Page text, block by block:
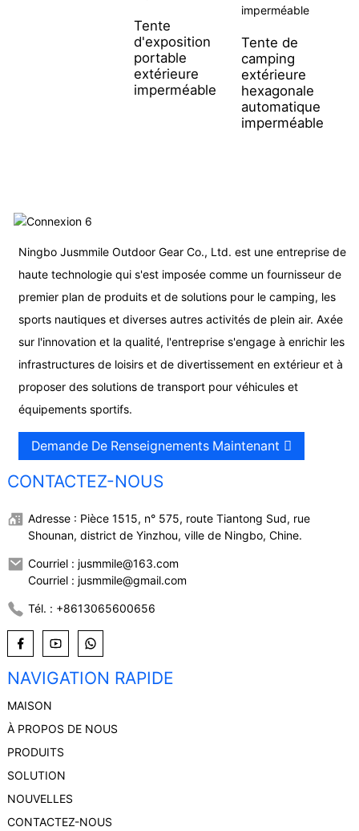
Tente
d'exposition
portable
extérieure
imperméable
Tente de
camping
extérieure
hexagonale
automatique
imperméable
Ningbo Jusmmile Outdoor Gear Co., Ltd. est une entreprise de
haute technologie qui s'est imposée comme un fournisseur de
premier plan de produits et de solutions pour le camping, les
sports nautiques et diverses autres activités de plein air. Axée
sur l'innovation et la qualité, l'entreprise s'engage à enrichir les
infrastructures de loisirs et de divertissement en extérieur et à
proposer des solutions de transport pour véhicules et
équipements sportifs.
Demande De Renseignements Maintenant
CONTACTEZ-NOUS
Adresse : Pièce 1515, n° 575, route Tiantong Sud, rue
Shounan, district de Yinzhou, ville de Ningbo, Chine.
Courriel : jusmmile@163.com
Courriel : jusmmile@gmail.com
Tél. : +8613065600656
NAVIGATION RAPIDE
MAISON
À PROPOS DE NOUS
PRODUITS
SOLUTION
NOUVELLES
CONTACTEZ-NOUS